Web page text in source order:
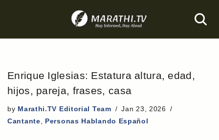
to
Enrique Iglesias: Estatura altura, edad,
hijos, pareja, frases, casa
by Marathi.TV Editorial Team
Jan 23, 2026
Cantante
Personas Hablando Español